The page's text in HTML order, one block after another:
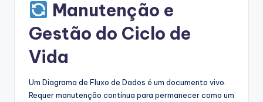
Manutenção e
Gestão do Ciclo de
Vida
Um Diagrama de Fluxo de Dados é um documento vivo.
Requer manutenção contínua para permanecer como um